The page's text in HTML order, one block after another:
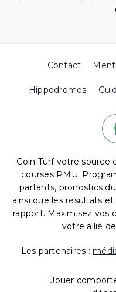
Contact
Hippodromes
Coin Turf votre source
courses PMU.
partants, pronostics
ainsi que les résultats
rapport. Maximisez vos
votre allié
Les partenaires :
Jouer